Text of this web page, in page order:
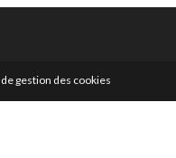
gestion des cookies